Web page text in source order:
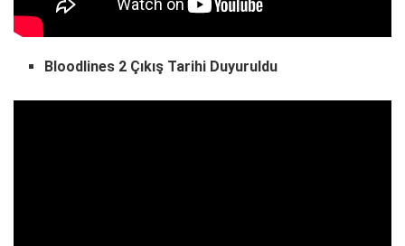
Bloodlines 2 Çıkış Tarihi Duyuruldu